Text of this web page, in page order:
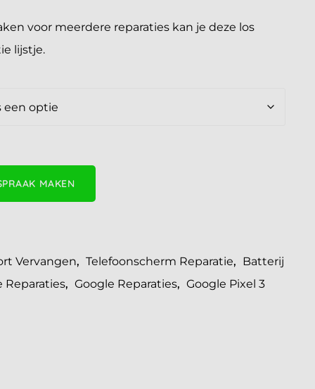
voor meerdere reparaties kan je deze los
lijstje.
MAKEN
Vervangen, Telefoonscherm Reparatie, Batterij
Reparaties, Google Reparaties, Google Pixel 3